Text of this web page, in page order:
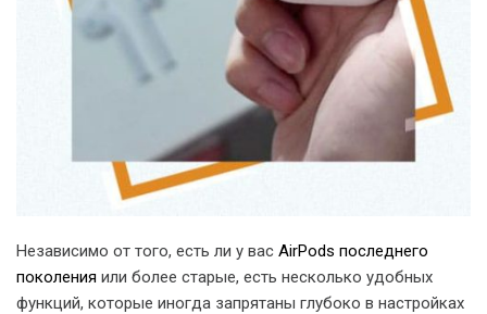
Независимо от того, есть ли у вас AirPods последнего
поколения или более старые, есть несколько удобных
функций, которые иногда запрятаны глубоко в настройках